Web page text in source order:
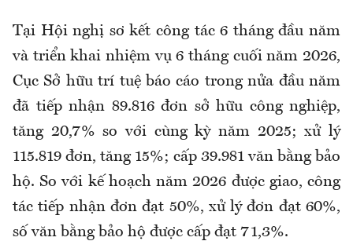
Tại Hội nghị sơ kết công tác 6 tháng đầu năm
và triển khai nhiệm vụ 6 tháng cuối năm 2026,
Cục Sở hữu trí tuệ báo cáo trong nửa đầu năm
đã tiếp nhận 89.816 đơn sở hữu công nghiệp,
tăng 20,7% so với cùng kỳ năm 2025; xử lý
115.819 đơn, tăng 15%; cấp 39.981 văn bằng bảo
hộ. So với kế hoạch năm 2026 được giao, công
tác tiếp nhận đơn đạt 50%, xử lý đơn đạt 60%,
số văn bằng bảo hộ được cấp đạt 71,3%.